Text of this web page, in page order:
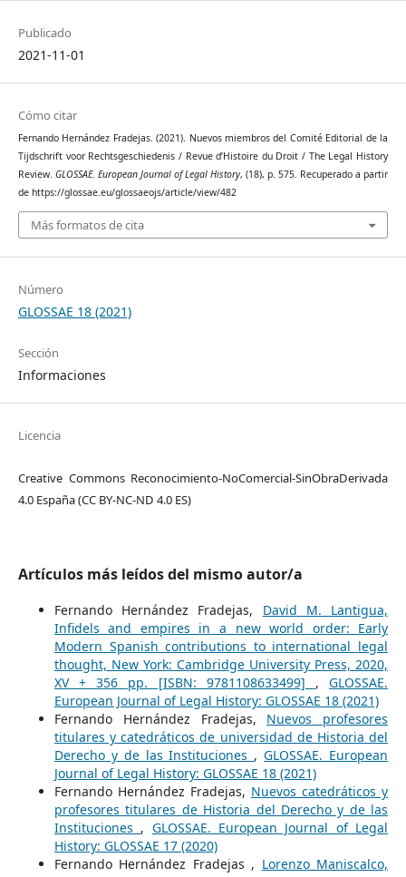
Publicado
2021-11-01
Cómo citar
Fernando Hernández Fradejas. (2021). Nuevos miembros del Comité Editorial de la
Tijdschrift voor Rechtsgeschiedenis / Revue d’Histoire du Droit / The Legal History
Review. GLOSSAE. European Journal of Legal History, (18), p. 575. Recuperado a partir
de https://glossae.eu/glossaeojs/article/view/482
Más formatos de cita
Número
GLOSSAE 18 (2021)
Sección
Informaciones
Licencia
Creative Commons Reconocimiento-NoComercial-SinObraDerivada
4.0 España (CC BY-NC-ND 4.0 ES)
Artículos más leídos del mismo autor/a
Fernando Hernández Fradejas, David M. Lantigua,
Infidels and empires in a new world order: Early
Modern Spanish contributions to international legal
thought, New York: Cambridge University Press, 2020,
XV + 356 pp. [ISBN: 9781108633499] ,GLOSSAE.
European Journal of Legal History: GLOSSAE 18 (2021)
Fernando Hernández Fradejas, Nuevos profesores
titulares y catedráticos de universidad de Historia del
Derecho y de las Instituciones ,GLOSSAE. European
Journal of Legal History: GLOSSAE 18 (2021)
Fernando Hernández Fradejas, Nuevos catedráticos y
profesores titulares de Historia del Derecho y de las
Instituciones , GLOSSAE. European Journal of Legal
History: GLOSSAE 17 (2020)
Fernando Hernández Fradejas , Lorenzo Maniscalco,